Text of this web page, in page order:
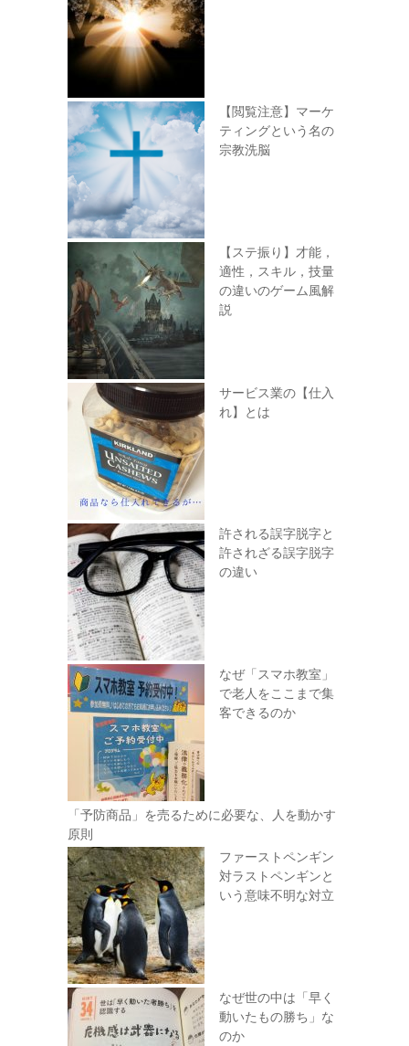
【閲覧注意】マーケ
ティングという名の
宗教洗脳
【ステ振り】才能，
適性，スキル，技量
の違いのゲーム風解
説
サービス業の【仕入
れ】とは
許される誤字脱字と
許されざる誤字脱字
の違い
なぜ「スマホ教室」
で老人をここまで集
客できるのか
「予防商品」を売るために必要な、人を動かす
原則
ファーストペンギン
対ラストペンギンと
いう意味不明な対立
なぜ世の中は「早く
動いたもの勝ち」な
のか